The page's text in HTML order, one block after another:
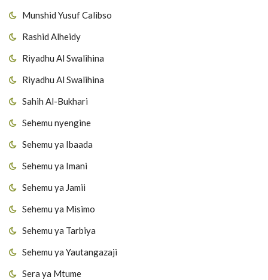
Munshid Yusuf Calibso
Rashid Alheidy
Riyadhu Al Swalihina
Riyadhu Al Swalihina
Sahih Al-Bukhari
Sehemu nyengine
Sehemu ya Ibaada
Sehemu ya Imani
Sehemu ya Jamii
Sehemu ya Misimo
Sehemu ya Tarbiya
Sehemu ya Yautangazaji
Sera ya Mtume